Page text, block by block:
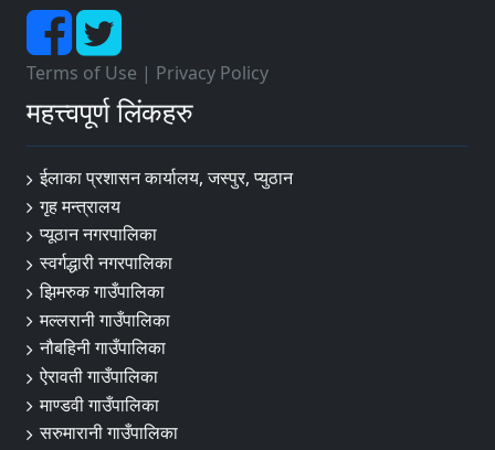
Terms of Use | Privacy Policy
महत्त्वपूर्ण लिंकहरु
ईलाका प्रशासन कार्यालय, जस्पुर, प्युठान
गृह मन्त्रालय
प्यूठान नगरपालिका
स्वर्गद्धारी नगरपालिका
झिमरुक गाउँपालिका
मल्लरानी गाउँपालिका
नौबहिनी गाउँपालिका
ऐरावती गाउँपालिका
माण्डवी गाउँपालिका
सरुमारानी गाउँपालिका